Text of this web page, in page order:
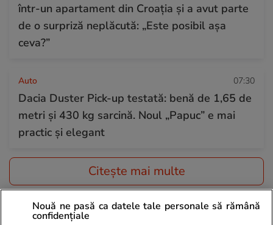
într-un apartament din Croația și a avut parte
de o surpriză neplăcută: „Este posibil așa
ceva?”
Auto 07:30
Dacia Duster Pick-up testată: benă de 1,65 de
metri și 430 kg sarcină. Noul „Papuc” e mai
practic și elegant
Citește mai multe
TRENDING
Nouă ne pasă ca datele tale personale să rămână
confidențiale